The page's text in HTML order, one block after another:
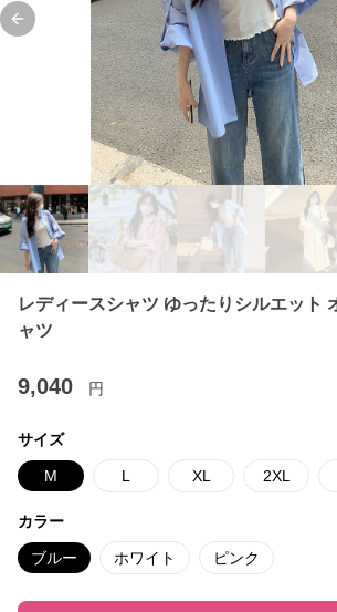
Previous slide
レディースシャツ ゆったりシルエット
ャツ
9,040 円
サイズ
M L XL 2XL
カラー
ブルー ホワイト ピンク